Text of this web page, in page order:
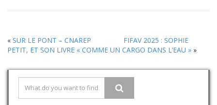
« SUR LE PONT – CNAREP
FIFAV 2025 : SOPHIE
PETIT, ET SON LIVRE « COMME UN CARGO DANS L’EAU » »